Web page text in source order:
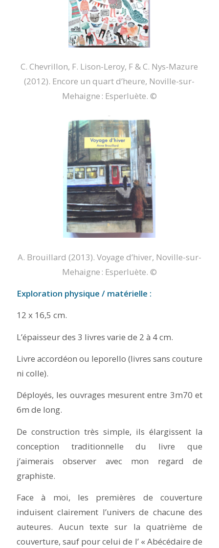
C. Chevrillon, F. Lison-Leroy, F & C. Nys-Mazure
(2012). Encore un quart d’heure, Noville-sur-
Mehaigne : Esperluète. ©
A. Brouillard (2013). Voyage d’hiver, Noville-sur-
Mehaigne : Esperluète. ©
Exploration physique / matérielle :
12 x 16,5 cm.
L’épaisseur des 3 livres varie de 2 à 4 cm.
Livre accordéon ou leporello (livres sans couture
ni colle).
Déployés, les ouvrages mesurent entre 3m70 et
6m de long.
De construction très simple, ils élargissent la
conception traditionnelle du livre que
j’aimerais observer avec mon regard de
graphiste.
Face à moi, les premières de couverture
induisent clairement l’univers de chacune des
auteures. Aucun texte sur la quatrième de
couverture, sauf pour celui de l’ « Abécédaire de